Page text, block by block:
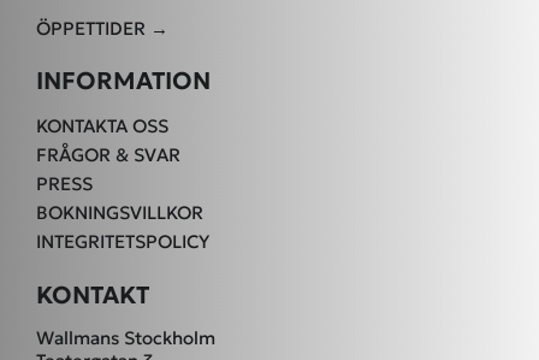
ÖPPETTIDER →
INFORMATION
KONTAKTA OSS
FRÅGOR & SVAR
PRESS
BOKNINGSVILLKOR
INTEGRITETSPOLICY
KONTAKT
Wallmans Stockholm